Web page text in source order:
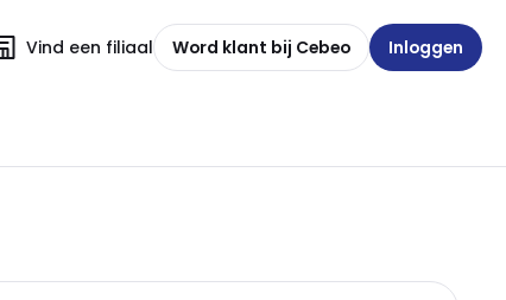
Vind een filiaal Word klant bij Cebeo Inloggen